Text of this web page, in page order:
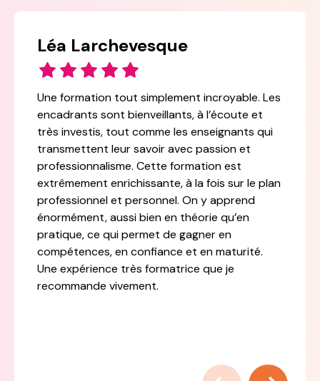
Léa Larchevesque
Une formation tout simplement incroyable. Les
encadrants sont bienveillants, à l’écoute et
très investis, tout comme les enseignants qui
transmettent leur savoir avec passion et
professionnalisme. Cette formation est
extrêmement enrichissante, à la fois sur le plan
professionnel et personnel. On y apprend
énormément, aussi bien en théorie qu’en
pratique, ce qui permet de gagner en
compétences, en confiance et en maturité.
Une expérience très formatrice que je
recommande vivement.